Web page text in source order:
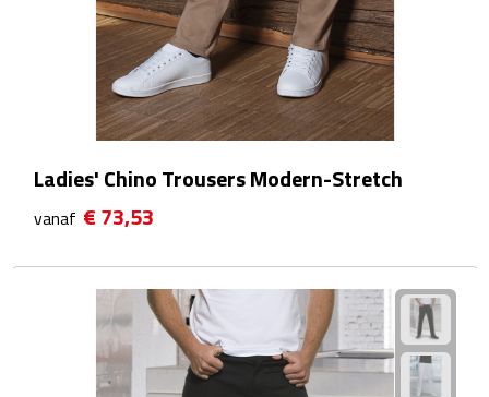
Waterflessen
Drinkglazen
Glazen & karaffen
Champagneglazen
Cocktailglazen
Ladies' Chino Trousers Modern-Stretch
vanaf € 73,53